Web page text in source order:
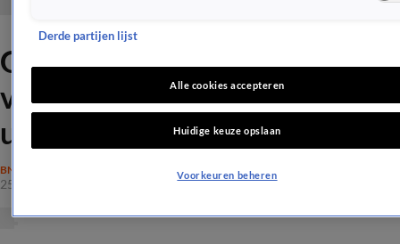
Gerard Joling
vijfsterrenrestaurant
uitgezet!
BN'ERS
25 okt 2017, 12:02
Derde partijen lijst
Alle cookies accepteren
Huidige keuze opslaan
Voorkeuren beheren